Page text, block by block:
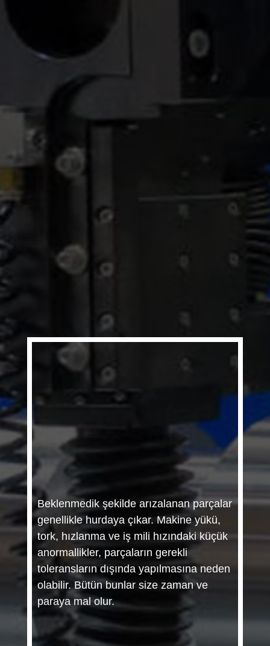
Beklenmedik şekilde arızalanan parçalar
genellikle hurdaya çıkar. Makine yükü,
tork, hızlanma ve iş mili hızındaki küçük
anormallikler, parçaların gerekli
toleransların dışında yapılmasına neden
olabilir. Bütün bunlar size zaman ve
paraya mal olur.